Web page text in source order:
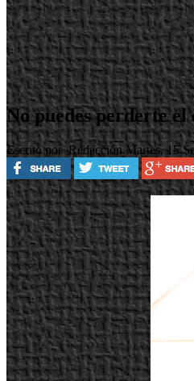
No puedes perderte
Escrito por RedacciónMartes, 15